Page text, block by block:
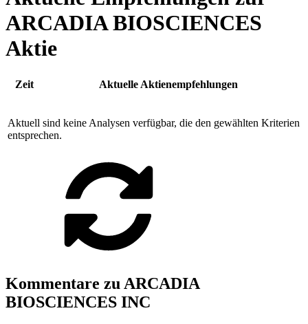
ARCADIA BIOSCIENCES
Aktie
Zeit Aktuelle Aktienempfehlungen
Aktuell sind keine Analysen verfügbar, die den gewählten Kriterien
entsprechen.
Kommentare zu ARCADIA
BIOSCIENCES INC